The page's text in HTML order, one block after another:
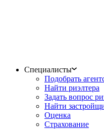
Специалисты
Подобрать
Найти риэлтера
Задать вопрос
Найти
Оценка
Страхование